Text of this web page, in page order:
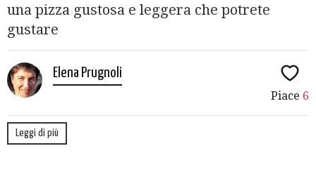
una pizza gustosa e leggera che potrete
gustare
Elena Prugnoli
Piace 6
Leggi di più